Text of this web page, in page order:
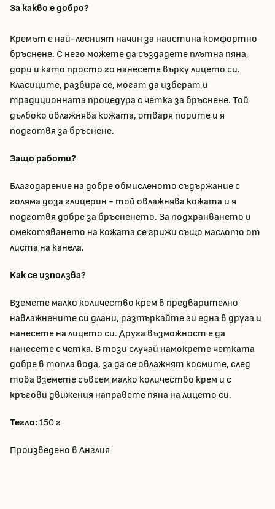
За какво е добро?
Кремът е най-лесният начин за наистина комфортно
бръснене. С него можете да създадете плътна пяна,
дори и като просто го нанесете върху лицето си.
Класиците, разбира се, могат да изберат и
традиционната процедура с четка за бръснене. Той
дълбоко овлажнява кожата, отваря порите и я
подготвя за бръснене.
Защо работи?
Благодарение на добре обмисленото съдържание с
голяма доза глицерин - той овлажнява кожата и я
подготвя добре за бръсненето. За подхранването и
омекотяването на кожата се грижи също маслото от
листа на канела.
Как се използва?
Вземете малко количество крем в предварително
навлажнените си длани, разтъркайте ги една в друга и
нанесете на лицето си. Друга възможност е да
нанесете с четка. В този случай намокрете четката
добре в топла вода, за да се овлажнят космите, след
това вземете съвсем малко количество крем и с
кръгови движения направете пяна на лицето си.
Тегло:150 г
Произведено в Англия